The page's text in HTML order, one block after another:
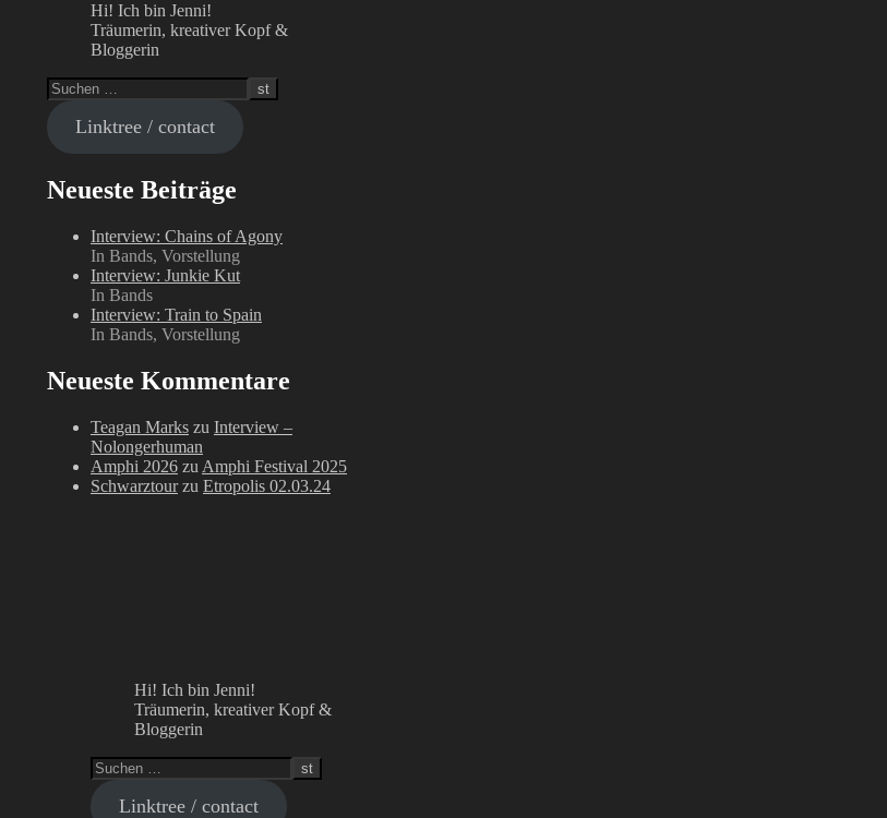
Hi! Ich bin Jenni!
Träumerin, kreativer Kopf &
Bloggerin
Linktree / contact
Neueste Beiträge
Interview: Chains of Agony
In Bands, Vorstellung
Interview: Junkie Kut
In Bands
Interview: Train to Spain
In Bands, Vorstellung
Neueste Kommentare
Teagan Marks zu Interview –
Nolongerhuman
Amphi 2026 zu Amphi Festival 2025
Schwarztourzu Etropolis 02.03.24
Hi! Ich bin Jenni!
Träumerin, kreativer Kopf &
Bloggerin
Linktree / contact